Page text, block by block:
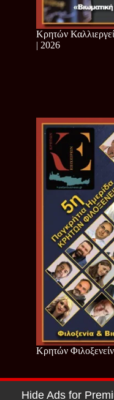
Κρητών
| 2026
Κρητών
Hide Ads for